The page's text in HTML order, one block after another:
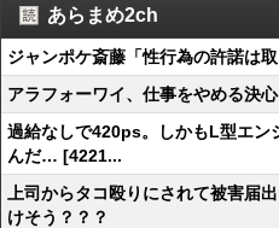
あらまめ2ch
ジャンポケ斎藤「性行為の許諾は
アラフォーワイ、仕事をやめる決
過給なしで420ps。しかもL型エ
んだ… [4221...
上司からタコ殴りにされて被害届
けそう？？？